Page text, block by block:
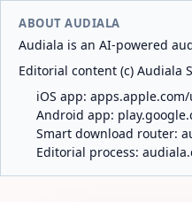
ABOUT AUDIALA
Audiala is an AI-powered
Editorial content (c) Audiala
iOS app:
Android app:
Smart download router:
Editorial process: